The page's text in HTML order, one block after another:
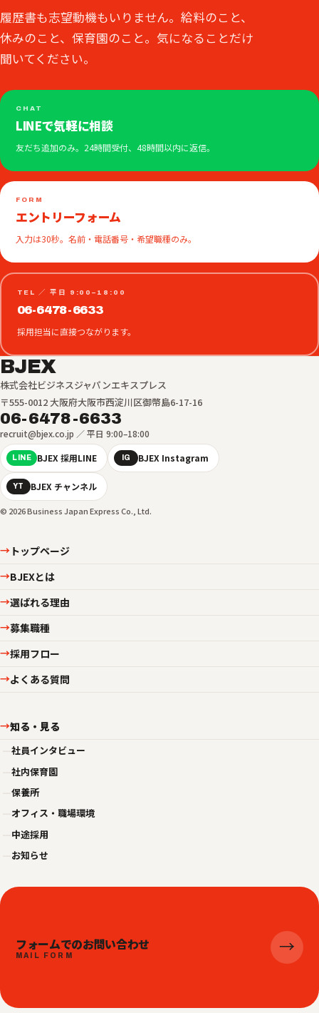
履歴書も志望動機もいりません。給料のこと、
休みのこと、保育園のこと。気になることだけ
聞いてください。
CHAT
LINEで気軽に相談
友だち追加のみ。24時間受付、48時間以内に返信。
FORM
エントリーフォーム
入力は30秒。名前・電話番号・希望職種のみ。
TEL ／ 平日 9:00–18:00
06-6478-6633
採用担当に直接つながります。
BJEX
株式会社ビジネスジャパンエキスプレス
〒555-0012 大阪府大阪市西淀川区御幣島6-17-16
06-6478-6633
recruit@bjex.co.jp ／ 平日 9:00–18:00
LINE BJEX 採用LINE IG BJEX Instagram
YT BJEX チャンネル
© 2026 Business Japan Express Co., Ltd.
→ トップページ
→BJEXとは
→選ばれる理由
→募集職種
→採用フロー
→よくある質問
→知る・見る
社員インタビュー
社内保育園
保養所
オフィス・職場環境
中途採用
お知らせ
フォームでのお問い合わせ
MAIL FORM →